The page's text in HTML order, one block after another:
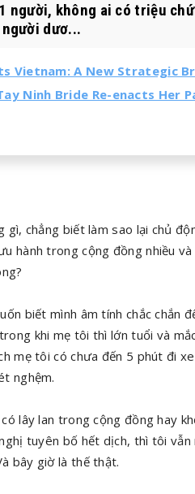
người, không ai có triệu
dươ...
Vietnam: A New Strategic
Ninh Bride Re-enacts Her
chẳng biết làm sao lại chủ
hành trong cộng đồng nhiều và
biết mình âm tính chắc chắn
khi mẹ tôi thì lớn tuổi và
mẹ tôi có chưa đến 5 phút đi
nghệm.
lây lan trong cộng đồng hay
tuyên bố hết dịch, thì tôi
bây giờ là thế thật.